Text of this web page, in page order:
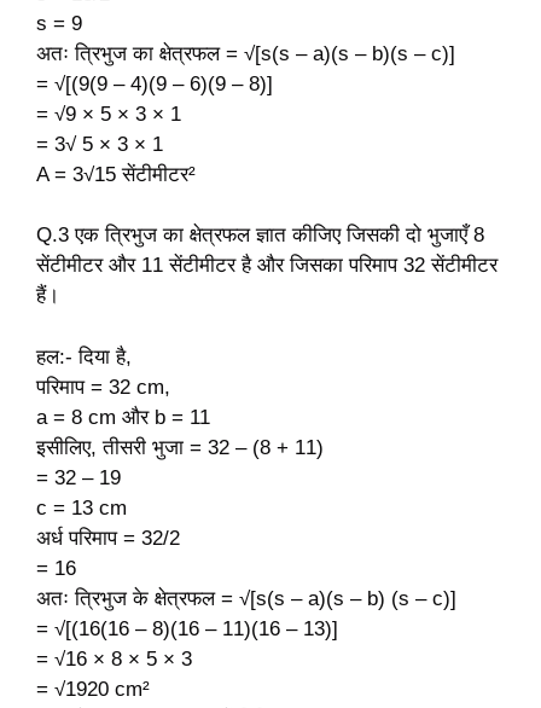
s = 9
अतः त्रिभुज का क्षेत्रफल = √[s(s – a)(s – b)(s – c)]
= √[(9(9 – 4)(9 – 6)(9 – 8)]
= √9 × 5 × 3 × 1
= 3√ 5 × 3 × 1
A = 3√15 सेंटीमीटर²
Q.3 एक त्रिभुज का क्षेत्रफल ज्ञात कीजिए जिसकी दो भुजाएँ 8
सेंटीमीटर और 11 सेंटीमीटर है और जिसका परिमाप 32 सेंटीमीटर
हैं।
हल:- दिया है,
परिमाप = 32 cm,
a = 8 cm और b = 11
इसीलिए, तीसरी भुजा = 32 – (8 + 11)
= 32 – 19
c = 13 cm
अर्ध परिमाप = 32/2
= 16
अतः त्रिभुज के क्षेत्रफल = √[s(s – a)(s – b) (s – c)]
= √[(16(16 – 8)(16 – 11)(16 – 13)]
= √16 × 8 × 5 × 3
= √1920 cm²